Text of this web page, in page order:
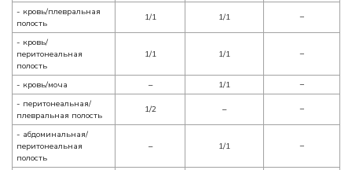
- кровь/плевральная
полость
1/1 1/1 −
- кровь/
перитонеальная
полость
1/1 1/1 −
- кровь/моча – 1/1
−
- перитонеальная/
плевральная полость
1/2 – −
- абдоминальная/
перитонеальная
полость
– 1/1 −